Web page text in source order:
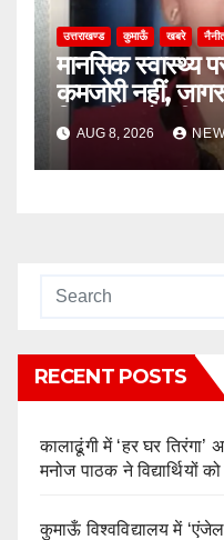
उत्तराखण्ड कुमाऊँ खबरे
मानसिक स्वास्थ्य
कमजोरी नहीं,
निशानी: प्रो. नीता
AUG 8, 2026
RECENT POSTS
कालाढूंगी में ‘हर घर
मनोज पाठक ने विद्यार्थियों
कुमाऊँ विश्वविद्यालय में